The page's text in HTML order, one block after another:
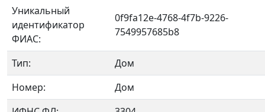
Уникальный
идентификатор
ФИАС:
0f9fa12e-4768-4f7b-9226-
7549957685b8
Тип:
Дом
Номер:
Дом